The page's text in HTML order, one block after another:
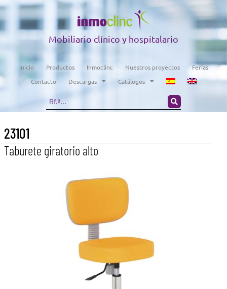
Mobiliario clínico y hospitalario
Inicio Productos Inmoclinc Nuestros proyectos
Ferias
Contacto
Descargas Catálogos
23101
Taburete giratorio alto